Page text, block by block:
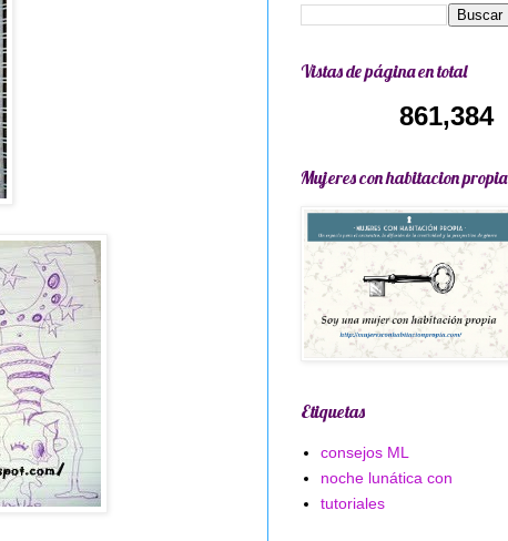
Vistas de página en total
861,384
Mujeres con habitacion propia
Etiquetas
consejos ML
noche lunática con
tutoriales